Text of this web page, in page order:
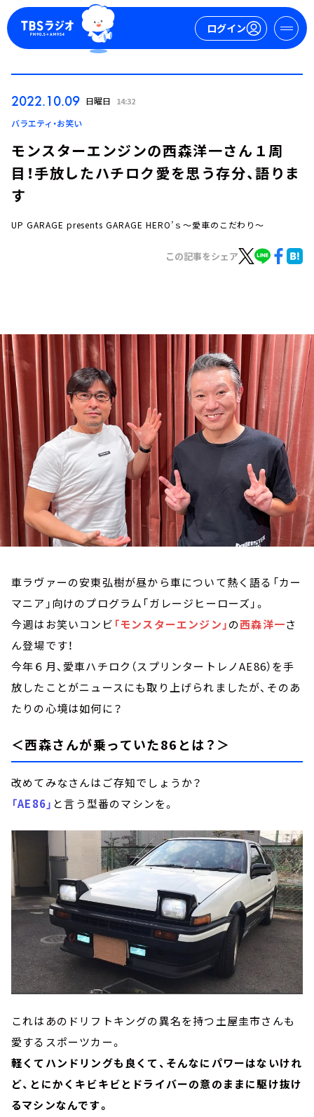
ログイン
ログイン
イベント・グッズ
YouTube
会社情報
2022.10.09 日曜日 14:32
バラエティ・お笑い
モンスターエンジンの西森洋一さん１周
目！手放したハチロク愛を思う存分、語りま
す
UP GARAGE presents GARAGE HERO’ｓ～愛車のこだわり～
この記事をシェア
車ラヴァーの安東弘樹が昼から車について熱く語る「カー
マニア」向けのプログラム「ガレージヒーローズ」。
今週はお笑いコンビ 「モンスターエンジン」の西森洋一さ
ん登場です！
今年６月、愛車ハチロク（スプリンタートレノAE86）を手
放したことがニュースにも取り上げられましたが、そのあ
たりの心境は如何に？
＜西森さんが乗っていた86とは？＞
改めてみなさんはご存知でしょうか？
「AE86」 と言う型番のマシンを。
これはあのドリフトキングの異名を持つ土屋圭市さんも
愛するスポーツカー。
軽くてハンドリングも良くて、そんなにパワーはないけれ
ど、とにかくキビキビとドライバーの意のままに駆け抜け
るマシンなんです。